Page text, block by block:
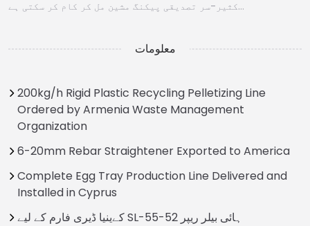
کثیر-سر تصدیقی پیکنگ مشین مل کر کام کر سکتی ہے…
معلومات
200kg/h Rigid Plastic Recycling Pelletizing Line
Ordered by Armenia Waste Management
Organization
6-20mm Rebar Straightener Exported to America
Complete Egg Tray Production Line Delivered and
Installed in Cyprus
کےینیا ڈیری فارم کے لیے SL-55-52 ہائی بيلر ریپر